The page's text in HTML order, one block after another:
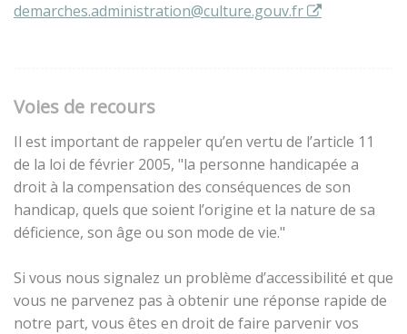
demarches.administration@culture.gouv.fr
Voies de recours
Il est important de rappeler qu’en vertu de l’article 11
de la loi de février 2005, "la personne handicapée a
droit à la compensation des conséquences de son
handicap, quels que soient l’origine et la nature de sa
déficience, son âge ou son mode de vie."
Si vous nous signalez un problème d’accessibilité et que
vous ne parvenez pas à obtenir une réponse rapide de
notre part, vous êtes en droit de faire parvenir vos